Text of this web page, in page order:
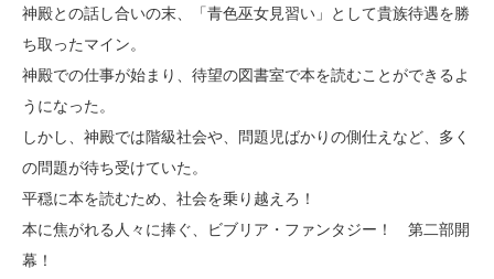
神殿との話し合いの末、「青色巫女見習い」として貴族待遇を勝
ち取ったマイン。
神殿での仕事が始まり、待望の図書室で本を読むことができるよ
うになった。
しかし、神殿では階級社会や、問題児ばかりの側仕えなど、多く
の問題が待ち受けていた。
平穏に本を読むため、社会を乗り越えろ！
本に焦がれる人々に捧ぐ、ビブリア・ファンタジー！ 第二部開
幕！